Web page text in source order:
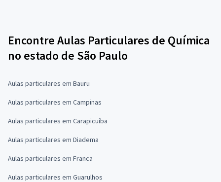
Encontre Aulas Particulares de Química
no estado de São Paulo
Aulas particulares em Bauru
Aulas particulares em Campinas
Aulas particulares em Carapicuíba
Aulas particulares em Diadema
Aulas particulares em Franca
Aulas particulares em Guarulhos